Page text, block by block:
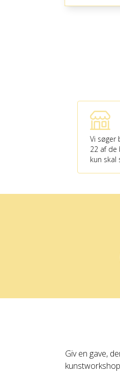
Vi søger
22 af de
kun skal
Giv en gave,